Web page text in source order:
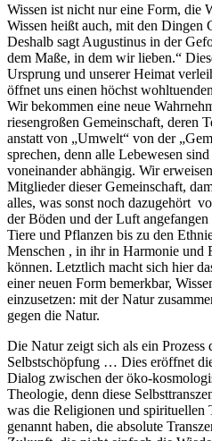
Wissen ist nicht nur eine Form, die
Wissen heißt auch, mit den Dingen
Deshalb sagt Augustinus in der
dem Maße, in dem wir lieben.“
Ursprung und unserer Heimat
öffnet uns einen höchst
Wir bekommen eine neue
riesengroßen Gemeinschaft, deren
anstatt von „Umwelt“ von der
sprechen, denn alle Lebewesen
voneinander abhängig. Wir
Mitglieder dieser Gemeinschaft,
alles, was sonst noch dazugehört
der Böden und der Luft
Tiere und Pflanzen bis zu den
Menschen , in ihr in Harmonie und
können. Letztlich macht sich hier
einer neuen Form bemerkbar,
einzusetzen: mit der Natur
gegen die Natur.
Die Natur zeigt sich als ein Prozess
Selbstschöpfung … Dies eröffnet
Dialog zwischen der öko-
Theologie, denn diese
was die Religionen und spirituellen
genannt haben, die absolute